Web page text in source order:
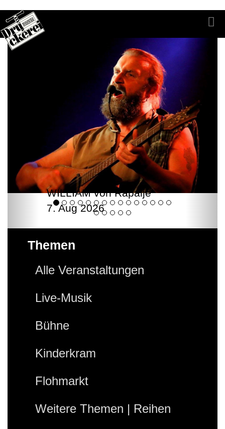
WILLIAM von Rapalje
7. Aug 2026
Themen
Alle Veranstaltungen
Live-Musik
Bühne
Kinderkram
Flohmarkt
Weitere Themen | Reihen